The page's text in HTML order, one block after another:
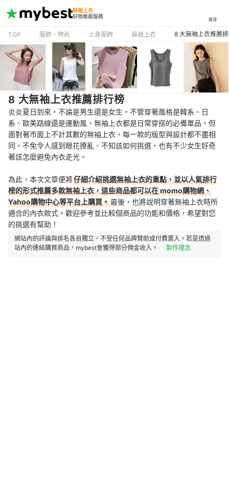
無袖上衣
好物推薦服務
搜尋
TOP 服飾・時尚 上身服飾 無袖上衣 8 大無袖上衣推薦
8 大無袖上衣推薦排行榜
炎炎夏日到來，不論是男生還是女生，不管穿著風格是韓系、日
系、歐美路線還是運動風，無袖上衣都是日常穿搭的必備單品。但
面對著市面上不計其數的無袖上衣，每一款的版型與設計都不盡相
同，不免令人感到眼花撩亂、不知該如何挑選，也有不少女生好奇
著該怎麼避免內衣走光。
為此，本次文章便將仔細介紹挑選無袖上衣的重點，並以人氣排行
榜的形式推薦多款無袖上衣，這些商品都可以在 momo購物網、
Yahoo購物中心等平台上購買。最後，也將說明穿著無袖上衣時所
適合的內衣款式。歡迎參考並比較個商品的功能和價格，希望對您
的挑選有幫助！
網站內的評論與排名各自獨立，不受任何品牌贊助或付費置入。若是透過
站內的連結購買商品，mybest會獲得部分佣金收入。
製作理念